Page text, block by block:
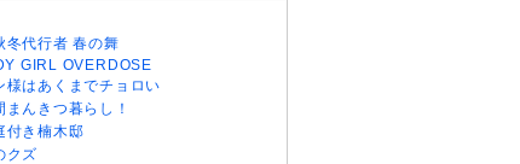
冬代行者 春の舞
GIRL OVERDOSE
様はあくまでチョロい
まんきつ暮らし！
付き楠木邸
クズ